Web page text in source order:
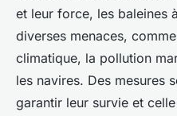
et leur force, les baleines
diverses menaces,
climatique, la pollution
les navires. Des mesures
garantir leur survie et